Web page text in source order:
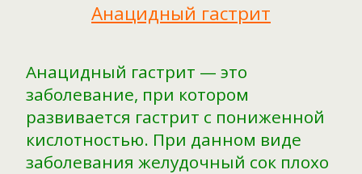
Анацидный гастрит
Анацидный гастрит — это
заболевание, при котором
развивается гастрит с пониженной
кислотностью. При данном виде
заболевания желудочный сок плохо